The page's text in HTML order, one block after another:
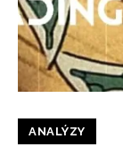
ANALÝZY